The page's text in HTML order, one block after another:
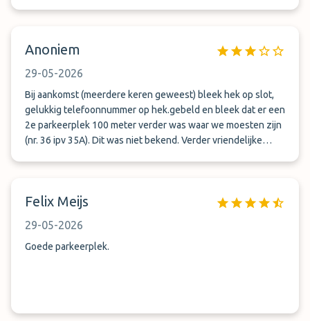
Anoniem
29-05-2026
Bij aankomst (meerdere keren geweest) bleek hek op slot,
gelukkig telefoonnummer op hek.gebeld en bleek dat er een
2e parkeerplek 100 meter verder was waar we moesten zijn
(nr. 36 ipv 35A). Dit was niet bekend. Verder vriendelijke
luchthaven maar je bespaart wel.
Felix Meijs
29-05-2026
Goede parkeerplek.